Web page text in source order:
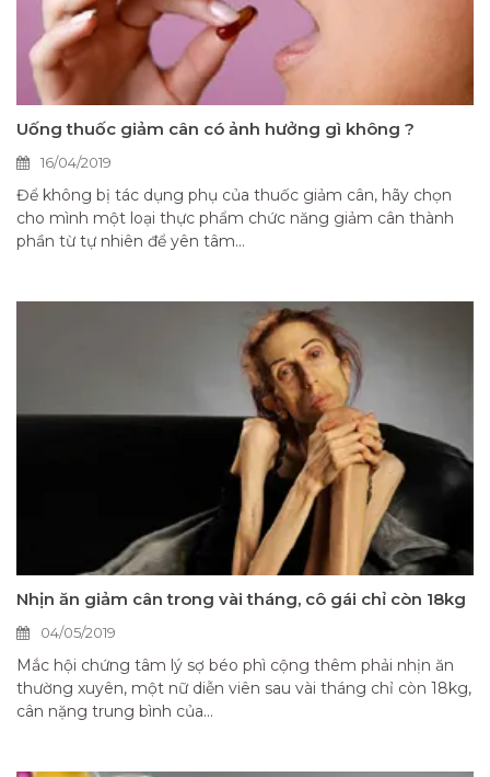
Uống thuốc giảm cân có ảnh hưởng gì không ?
16/04/2019
Để không bị tác dụng phụ của thuốc giảm cân, hãy chọn
cho mình một loại thực phẩm chức năng giảm cân thành
phần từ tự nhiên để yên tâm...
Nhịn ăn giảm cân trong vài tháng, cô gái chỉ còn 18kg
04/05/2019
Mắc hội chứng tâm lý sợ béo phì cộng thêm phải nhịn ăn
thường xuyên, một nữ diễn viên sau vài tháng chỉ còn 18kg,
cân nặng trung bình của...